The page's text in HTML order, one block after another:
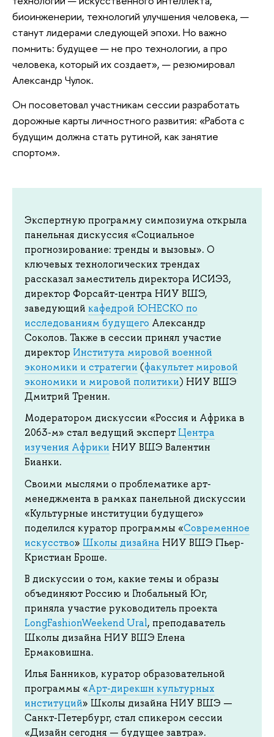
биоинженерии, технологий улучшения человека, —
станут лидерами следующей эпохи. Но важно
помнить: будущее — не про технологии, а про
человека, который их создает», — резюмировал
Александр Чулок.
Он посоветовал участникам сессии разработать
дорожные карты личностного развития: «Работа с
будущим должна стать рутиной, как занятие
спортом».
Экспертную программу симпозиума открыла
панельная дискуссия «Социальное
прогнозирование: тренды и вызовы». О
ключевых технологических трендах
рассказал заместитель директора ИСИЭЗ,
директор Форсайт-центра НИУ ВШЭ,
заведующий кафедрой ЮНЕСКО по
исследованиям будущего Александр
Соколов. Также в сессии принял участие
директор Института мировой военной
экономики и стратегии (факультет мировой
экономики и мировой политики) НИУ ВШЭ
Дмитрий Тренин.
Модератором дискуссии «Россия и Африка в
2063-м» стал ведущий эксперт Центра
изучения Африки НИУ ВШЭ Валентин
Бианки.
Своими мыслями о проблематике арт-
менеджмента в рамках панельной дискуссии
«Культурные институции будущего»
поделился куратор программы «Современное
искусство» Школы дизайна НИУ ВШЭ Пьер-
Кристиан Броше.
В дискуссии о том, какие темы и образы
объединяют Россию и Глобальный Юг,
приняла участие руководитель проекта
LongFashionWeekend Ural, преподаватель
Школы дизайна НИУ ВШЭ Елена
Ермаковишна.
Илья Банников, куратор образовательной
программы «Арт-дирекшн культурных
институций» Школы дизайна НИУ ВШЭ —
Санкт-Петербург, стал спикером сессии
«Дизайн сегодня — будущее завтра».